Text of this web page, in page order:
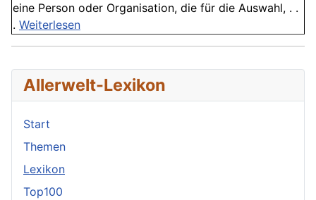
eine Person oder Organisation, die für die Auswahl, . .
. Weiterlesen
Allerwelt-Lexikon
Start
Themen
Lexikon
Top100